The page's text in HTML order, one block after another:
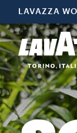
LAVAZZA